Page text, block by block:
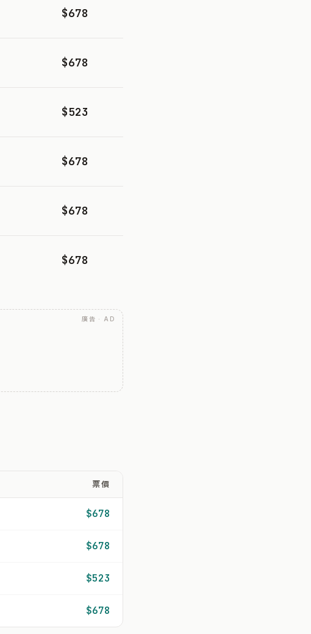
$678
$678
$523
$678
$678
$678
廣告 · AD
票價
$678
$678
$523
$678